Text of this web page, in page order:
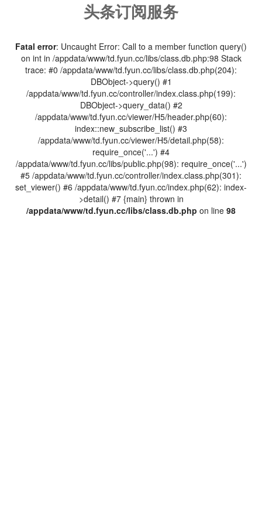
头条订阅服务
Fatal error: Uncaught Error: Call to a member function query()
on int in /appdata/www/td.fyun.cc/libs/class.db.php:98 Stack
trace: #0 /appdata/www/td.fyun.cc/libs/class.db.php(204):
DBObject->query() #1
/appdata/www/td.fyun.cc/controller/index.class.php(199):
DBObject->query_data() #2
/appdata/www/td.fyun.cc/viewer/H5/header.php(60):
index::new_subscribe_list() #3
/appdata/www/td.fyun.cc/viewer/H5/detail.php(58):
require_once('...') #4
/appdata/www/td.fyun.cc/libs/public.php(98): require_once('...')
#5 /appdata/www/td.fyun.cc/controller/index.class.php(301):
set_viewer() #6 /appdata/www/td.fyun.cc/index.php(62): index-
>detail() #7 {main} thrown in
/appdata/www/td.fyun.cc/libs/class.db.php on line 98